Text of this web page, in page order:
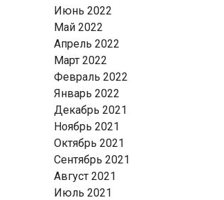
Июнь 2022
Май 2022
Апрель 2022
Март 2022
Февраль 2022
Январь 2022
Декабрь 2021
Ноябрь 2021
Октябрь 2021
Сентябрь 2021
Август 2021
Июль 2021